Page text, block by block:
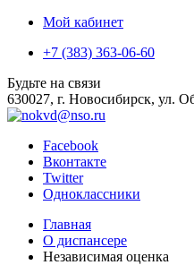
Мой кабинет
+7 (383) 363-06-60
Будьте на связи
630027, г. Новосибирск, ул.
Facebook
Вконтакте
Twitter
Одноклассники
Главная
О диспансере
Независимая оценка